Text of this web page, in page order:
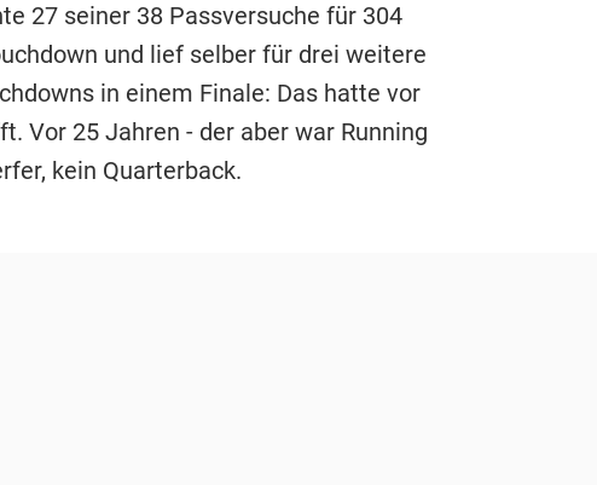
27 seiner 38 Passversuche für 304
und lief selber für drei weitere
in einem Finale: Das hatte vor
Vor 25 Jahren - der aber war Running
kein Quarterback.